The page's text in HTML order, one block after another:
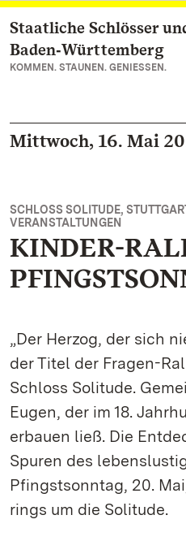
Zum Hauptinhalt
Staatliche Schlösser
Baden‑Württemberg
KOMMEN. STAUNEN. GENIESSEN.
Mittwoch, 16. Mai
SCHLOSS SOLITUDE,
VERANSTALTUNGEN
KINDER-
„Der Herzog, der sich
der Titel der Fragen-
Schloss Solitude.
Eugen, der im 18.
erbauen ließ. Die
Spuren des
Pfingstsonntag, 20.
rings um die Solitude.